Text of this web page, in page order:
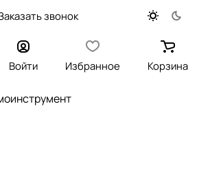
звонок
Войти Избранное Корзина